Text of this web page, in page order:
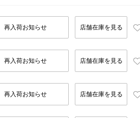
再入荷お知らせ 店舗在庫を見る
再入荷お知らせ 店舗在庫を見る
再入荷お知らせ 店舗在庫を見る